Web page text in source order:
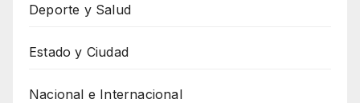
Deporte y Salud
Estado y Ciudad
Nacional e Internacional